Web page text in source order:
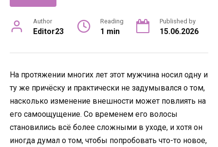
Author
Editor23
Reading
1 min
Published by
15.06.2026
На протяжении многих лет этот мужчина носил одну и
ту же причёску и практически не задумывался о том,
насколько изменение внешности может повлиять на
его самоощущение. Со временем его волосы
становились всё более сложными в уходе, и хотя он
иногда думал о том, чтобы попробовать что-то новое,